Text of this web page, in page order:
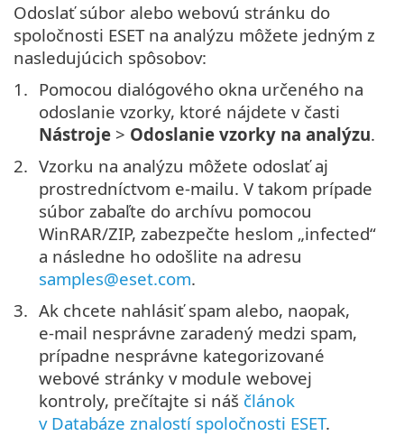
Odoslať súbor alebo webovú stránku do
spoločnosti ESET na analýzu môžete jedným z
nasledujúcich spôsobov:
Pomocou dialógového okna určeného na
odoslanie vzorky, ktoré nájdete v časti
Nástroje > Odoslanie vzorky na analýzu.
Vzorku na analýzu môžete odoslať aj
prostredníctvom e-mailu. V takom prípade
súbor zabaľte do archívu pomocou
WinRAR/ZIP, zabezpečte heslom „infected“
a následne ho odošlite na adresu
samples@eset.com.
Ak chcete nahlásiť spam alebo, naopak,
e‑mail nesprávne zaradený medzi spam,
prípadne nesprávne kategorizované
webové stránky v module webovej
kontroly, prečítajte si náš článok
v Databáze znalostí spoločnosti ESET.